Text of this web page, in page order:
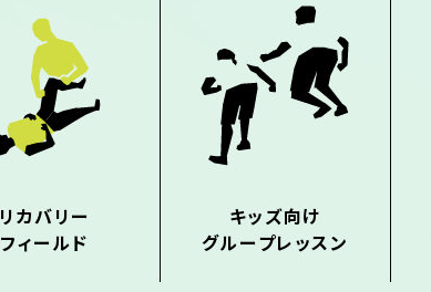
リカバリー
フィールド
キッズ向け
グループレッスン